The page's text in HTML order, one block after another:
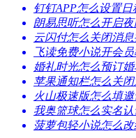
钉钉APP怎么设置
朗易思听怎么开启
云闪付怎么关闭消
飞读免费小说开会
婚礼时光怎么预订
苹果通知栏怎么关
火山极速版怎么填
我奥篮球怎么实名
菠萝包轻小说怎么